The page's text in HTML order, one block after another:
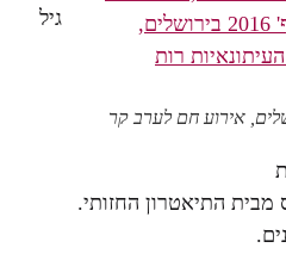
גיל
התיאטרון החזותי.